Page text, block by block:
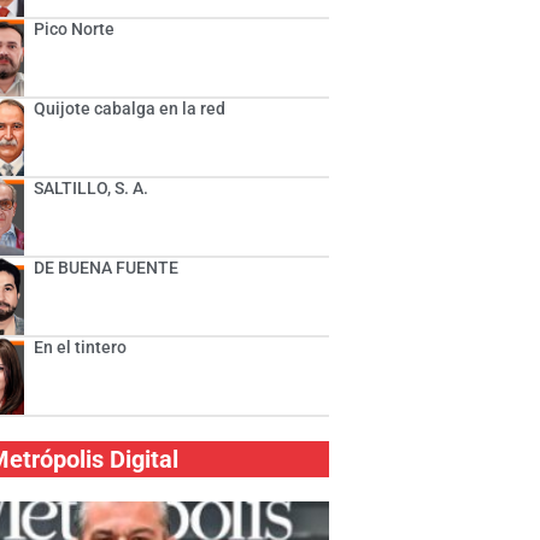
Pico Norte
Quijote cabalga en la red
SALTILLO, S. A.
DE BUENA FUENTE
En el tintero
Digital